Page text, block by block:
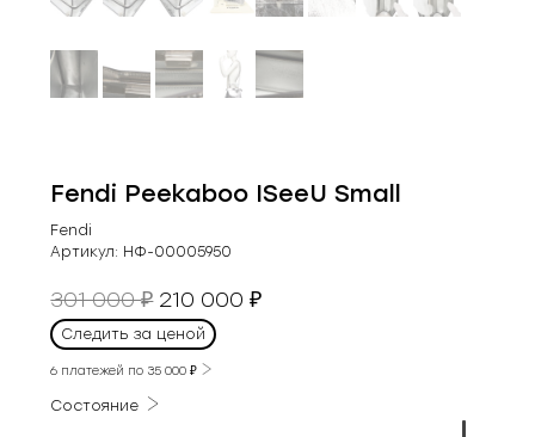
Fendi Peekaboo ISeeU Small
Fendi
Артикул: НФ-00005950
301 000₽ Первоначальная
цена
составляла
301
210 000₽Текущая
Следить за ценой
6 платежей по 35 000₽
Состояние